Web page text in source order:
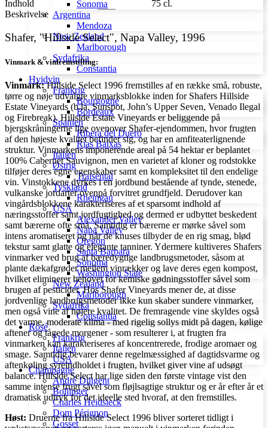
Sonoma
Argentina
Mendoza
New Zealand
Marlborough
Sydafrika
Constantia
Hvidvin
Frankrig
Bourgogne
Bordeaux
Spanien
Ribera del Duero
Rías Baixas
Italien
Østrig
Traisental
Tyskland
Rheingau
USA
Alexander Valley
Napa Valley
Oregon
Santa Barbara
Sonoma
Washington State
New Zealand
Marlborough
Sydafrika
Constantia
Rosé
Frankrig
Italien
USA
Champagne
André Diligent
Bollinger
Charles Heidsieck
Dom Pérignon
Gosset
Indhold
75 cl.
Beskrivelse
Shafer, "Hillside Select", Napa Valley, 1996
Vinmark & vinfremstilling:
Vinmark:Hillside Select 1996 fremstilles af en række små, robuste,
tørre og nøje udvalgte vinmarksblokke inden for Shafers Hillside
Estate Vineyards (b.la. Sunspot, John’s Upper Seven, Venado Ilegal
og Firebreak). Hillside Estate Vineyards er beliggende på
bjergskråningerne lige ovenover Shafer-ejendommen, hvor frugten
af den højeste kvalitet befinder sig, og har en amfiteaterlignende
struktur. Vinmarkens imponerende areal på 54 hektar er beplantet
100% Cabernet Sauvignon, men en varietet af kloner og rodstokke
tilføjer deres egne egenskaber samt en kompleksitet til den endelige
vin. Vinstokkene dyrkes i en jordbund bestående af tynde, stenede,
vulkanske jordarter ovenpå forvitret grundfjeld. Derudover kan
vingårdsblokkene karakteriseres af et sparsomt indhold af
næringsstoffer samt jordfugtighed og dermed er udbyttet beskedent
samt bærerne ofte små. Samtidig er bærerne er mørke såvel som
intens aromatiseret og når de knuses tilbyder de en rig smag, blød
tekstur samt glatte og elegante tanniner. Ydermere kultiveres Shafers
vinmarker ved brug af bæredygtige landbrugsmetoder, såsom at
plante dækafgrøder mellem vinrækker og lave deres egen kompost,
hvilket eliminerer behovet for kemiske gødningsstoffer såvel som
brugen af pesticider. Hos Shafer Vineyards mener de, at disse
jordvenlige landbrugsmetoder ikke kun skaber sundere vinmarker,
men også vine af højere kvalitet. De fremragende vine skyldes også
det varme, moderate klima - med rigelig sollys midt på dagen, kølige
aftener og tågede morgener - som resulterer i, at frugten fra
vinmarken kan karakteriseres af koncentrerede, frodige aromaer og
smage. Samtidig bevarer denne regelmæssighed af dagtidsvarme og
aftenkøling syreindholdet i frugten, hvilket giver vine af udsøgt
balance. Hillside Select har lige siden den første vintage vist den
samme intense frugt såvel som fløjlsagtige struktur og er år efter år et
dramatisk udtryk for det ideelle sted hvoraf, at den fremstilles.
Høst: Druerne fra Hillside Select 1996 bliver sorteret tidligt i